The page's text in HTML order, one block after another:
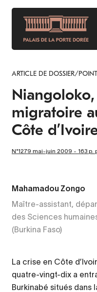
Skip
content
ARTICLE DE DOSSIER/
migratoire
Côte
N°1279 mai-juin 2009 - 163 p.
Mahamadou Zongo
Maître-assistant,
des Sciences
(Burkina Faso)
La crise en Côte
quatre-vingt-dix a
Burkinabé situés dans